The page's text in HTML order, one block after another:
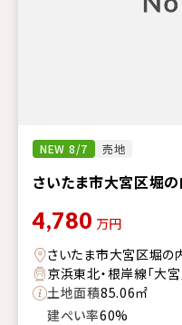
NEW 8/7 売地
さいたま市大宮区堀
4,780 万円
さいたま市大宮区堀の
京浜東北・根岸線「大
土地面積85.06㎡
建ぺい率60%